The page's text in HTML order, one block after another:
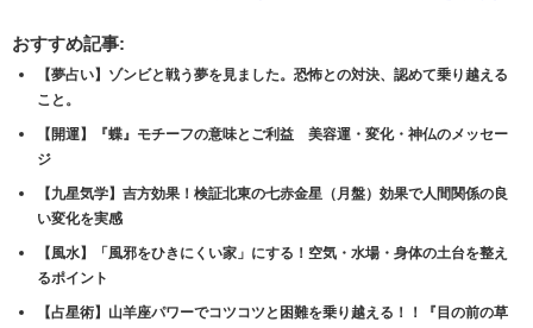
おすすめ記事:
【夢占い】ゾンビと戦う夢を見ました。恐怖との対決、認めて乗り越える
こと。
【開運】『蝶』モチーフの意味とご利益 美容運・変化・神仏のメッセー
ジ
【九星気学】吉方効果！検証北東の七赤金星（月盤）効果で人間関係の良
い変化を実感
【風水】「風邪をひきにくい家」にする！空気・水場・身体の土台を整え
るポイント
【占星術】山羊座パワーでコツコツと困難を乗り越える！！『目の前の草